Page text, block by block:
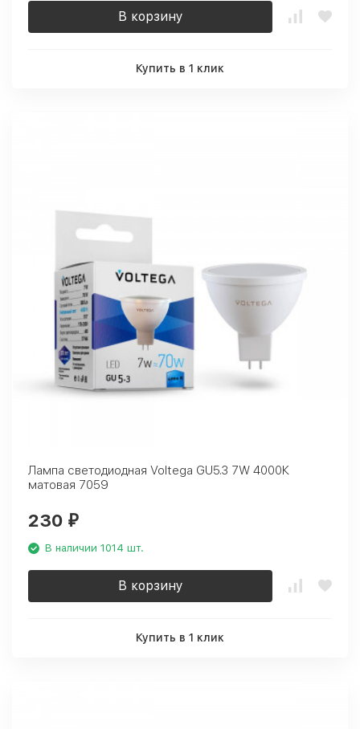
В корзину
Купить в 1 клик
Лампа светодиодная Voltega GU5.3 7W 4000К
матовая 7059
230 ₽
В наличии 1014 шт.
В корзину
Купить в 1 клик